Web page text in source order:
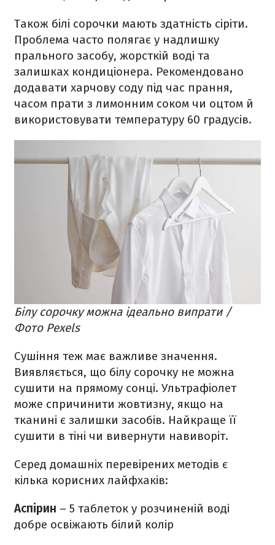
Також білі сорочки мають здатність сіріти.
Проблема часто полягає у надлишку
прального засобу, жорсткій воді та
залишках кондиціонера. Рекомендовано
додавати харчову соду під час прання,
часом прати з лимонним соком чи оцтом й
використовувати температуру 60 градусів.
Білу сорочку можна ідеально випрати /
Фото Pexels
Сушіння теж має важливе значення.
Виявляється, що білу сорочку не можна
сушити на прямому сонці. Ультрафіолет
може спричинити жовтизну, якщо на
тканині є залишки засобів. Найкраще її
сушити в тіні чи вивернути навиворіт.
Серед домашніх перевірених методів є
кілька корисних лайфхаків:
Аспірин – 5 таблеток у розчиненій воді
добре освіжають білий колір